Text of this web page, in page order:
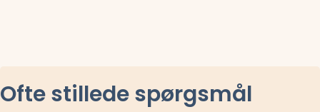
Ofte stillede spørgsmål